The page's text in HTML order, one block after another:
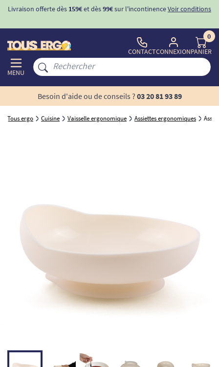
Livraison offerte dès 159€et dès99€sur l'incontinenceVoir conditions
MENU
CONTACTCONNEXION
0
PANIER
Besoin d'aide ou de conseils ? 03 20 81 93 89
Tous ergo Cuisine Vaisselle ergonomique Assiettes ergonomiques